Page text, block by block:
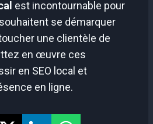
est incontournable pour
se démarquer
une clientèle de
en œuvre ces
en SEO local et
en ligne.